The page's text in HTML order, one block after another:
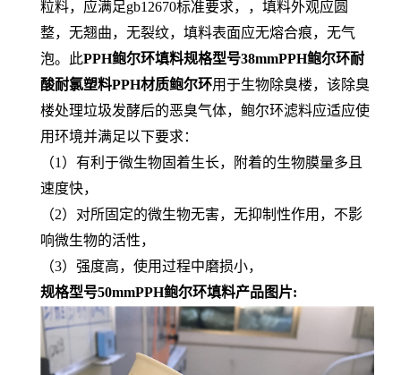
粒料，应满足gb12670标准要求，，填料外观应圆
整，无翘曲，无裂纹，填料表面应无熔合痕，无气
泡。此PPH鲍尔环填料规格型号38mmPPH鲍尔环耐
酸耐氯塑料PPH材质鲍尔环用于生物除臭楼，该除臭
楼处理垃圾发酵后的恶臭气体，鲍尔环滤料应适应使
用环境并满足以下要求：
（1）有利于微生物固着生长，附着的生物膜量多且
速度快，
（2）对所固定的微生物无害，无抑制性作用，不影
响微生物的活性，
（3）强度高，使用过程中磨损小，
规格型号50mmPPH鲍尔环填料产品图片: